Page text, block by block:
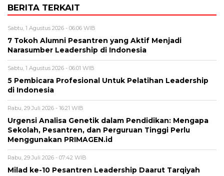
BERITA TERKAIT
Sabtu, 1 Agustus 2026 - 06:06 WIB
7 Tokoh Alumni Pesantren yang Aktif Menjadi
Narasumber Leadership di Indonesia
Sabtu, 1 Agustus 2026 - 06:01 WIB
5 Pembicara Profesional Untuk Pelatihan Leadership
di Indonesia
Rabu, 29 Juli 2026 - 16:21 WIB
Urgensi Analisa Genetik dalam Pendidikan: Mengapa
Sekolah, Pesantren, dan Perguruan Tinggi Perlu
Menggunakan PRIMAGEN.id
Rabu, 29 Juli 2026 - 07:42 WIB
Milad ke-10 Pesantren Leadership Daarut Tarqiyah